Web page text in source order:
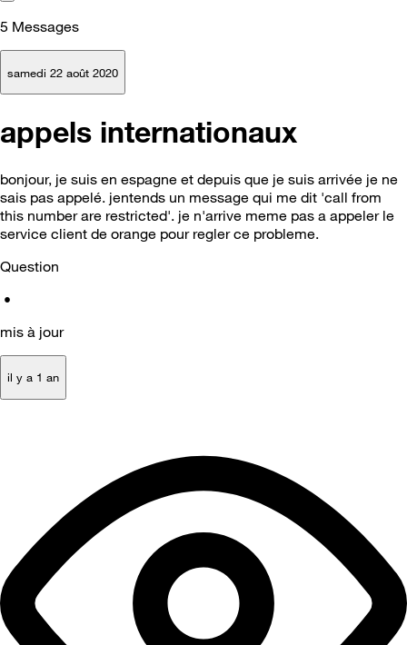
5 Messages
samedi 22 août 2020
appels internationaux
bonjour, je suis en espagne et depuis que je suis arrivée je ne
sais pas appelé. jentends un message qui me dit 'call from
this number are restricted'. je n'arrive meme pas a appeler le
service client de orange pour regler ce probleme.
Question
•
mis à jour
il y a 1 an